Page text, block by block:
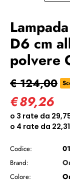
D6 cm
polvere
€ 124,00
€89,26
Codice:
Brand:
Colore: